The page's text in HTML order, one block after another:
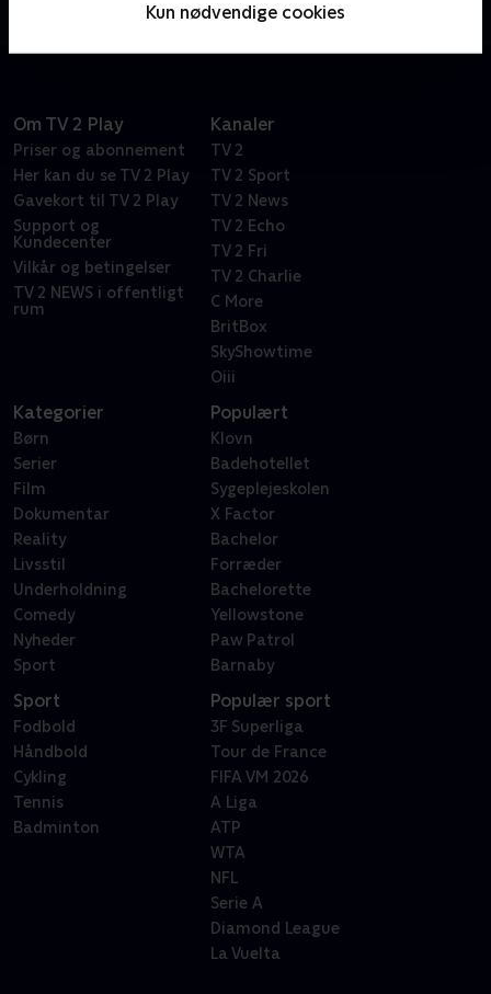
Kun nødvendige cookies
Om TV 2 Play
Priser og abonnement
Her kan du se TV 2 Play
Gavekort til TV 2 Play
Support og
Kundecenter
Vilkår og betingelser
TV 2 NEWS i offentligt
rum
Kanaler
TV 2
TV 2 Sport
TV 2 News
TV 2 Echo
TV 2 Fri
TV 2 Charlie
C More
BritBox
SkyShowtime
Oiii
Kategorier
Børn
Serier
Film
Dokumentar
Reality
Livsstil
Underholdning
Comedy
Nyheder
Sport
Populært
Klovn
Badehotellet
Sygeplejeskolen
X Factor
Bachelor
Forræder
Bachelorette
Yellowstone
Paw Patrol
Barnaby
Sport
Fodbold
Håndbold
Cykling
Tennis
Badminton
Populær sport
3F Superliga
Tour de France
FIFA VM 2026
A Liga
ATP
WTA
NFL
Serie A
Diamond League
La Vuelta